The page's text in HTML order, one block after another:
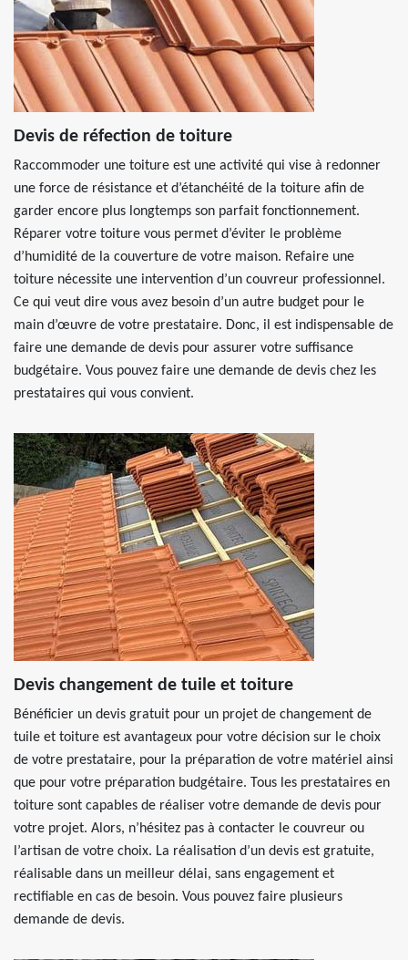
Devis de réfection de toiture
Raccommoder une toiture est une activité qui vise à redonner
une force de résistance et d’étanchéité de la toiture afin de
garder encore plus longtemps son parfait fonctionnement.
Réparer votre toiture vous permet d’éviter le problème
d’humidité de la couverture de votre maison. Refaire une
toiture nécessite une intervention d’un couvreur professionnel.
Ce qui veut dire vous avez besoin d’un autre budget pour le
main d’œuvre de votre prestataire. Donc, il est indispensable de
faire une demande de devis pour assurer votre suffisance
budgétaire. Vous pouvez faire une demande de devis chez les
prestataires qui vous convient.
Devis changement de tuile et toiture
Bénéficier un devis gratuit pour un projet de changement de
tuile et toiture est avantageux pour votre décision sur le choix
de votre prestataire, pour la préparation de votre matériel ainsi
que pour votre préparation budgétaire. Tous les prestataires en
toiture sont capables de réaliser votre demande de devis pour
votre projet. Alors, n’hésitez pas à contacter le couvreur ou
l’artisan de votre choix. La réalisation d’un devis est gratuite,
réalisable dans un meilleur délai, sans engagement et
rectifiable en cas de besoin. Vous pouvez faire plusieurs
demande de devis.